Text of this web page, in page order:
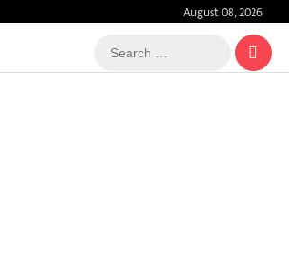
August 08, 2026
Search
…